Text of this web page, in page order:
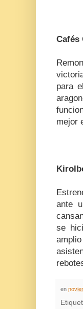
para
mejor
ante
se
en